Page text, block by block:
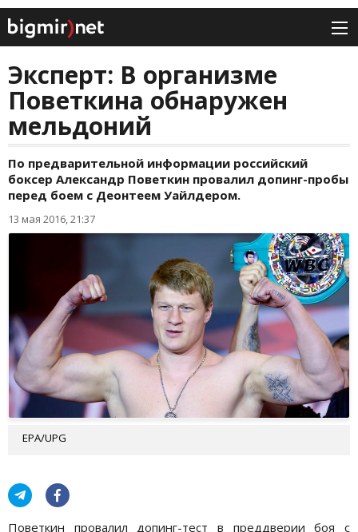
Эксперт: В организме
Поветкина обнаружен
мельдоний
По предварительной информации российский
боксер Александр Поветкин провалил допинг-пробы
перед боем с Деонтеем Уайлдером.
13 мая 2016, 21:37
EPA/UPG
Поветкин провалил допинг-тест в преддверии боя с